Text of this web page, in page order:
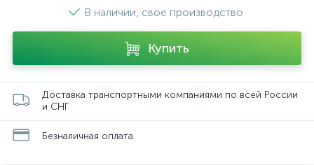
В наличии, свое производство
Купить
Доставка транспортными компаниями по всей России
и СНГ
Безналичная оплата